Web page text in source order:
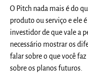
O Pitch nada mais é do
produto ou serviço e ele
investidor de que vale a
necessário mostrar os
falar sobre o que você
sobre os planos futuros.